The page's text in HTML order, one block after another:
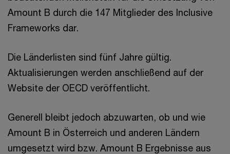
Amount B durch die 147 Mitglieder des Inclusive
Frameworks dar.
Die Länderlisten sind fünf Jahre gültig.
Aktualisierungen werden anschließend auf der
Website der OECD veröffentlicht.
Generell bleibt jedoch abzuwarten, ob und wie
Amount B in Österreich und anderen Ländern
umgesetzt wird bzw. Amount B Ergebnisse aus